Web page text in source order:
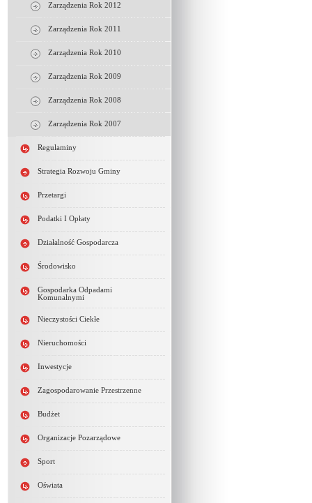
Zarządzenia Rok 2012
Zarządzenia Rok 2011
Zarządzenia Rok 2010
Zarządzenia Rok 2009
Zarządzenia Rok 2008
Zarządzenia Rok 2007
Regulaminy
Strategia Rozwoju Gminy
Przetargi
Podatki I Opłaty
Działalność Gospodarcza
Środowisko
Gospodarka Odpadami
Komunalnymi
Nieczystości Ciekłe
Nieruchomości
Inwestycje
Zagospodarowanie Przestrzenne
Budżet
Organizacje Pozarządowe
Sport
Oświata